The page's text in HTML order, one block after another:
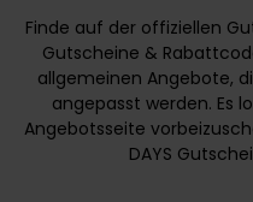
Finde auf der offiziellen
Gutscheine &
allgemeinen Angebote,
angepasst werden. Es
Angebotsseite
DAYS